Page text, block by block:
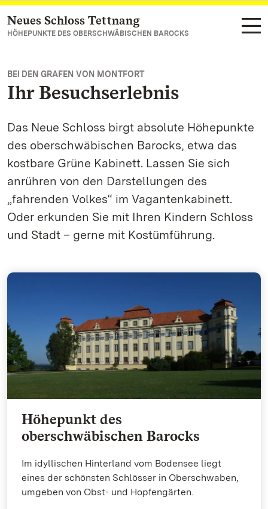
Zum Hauptinhalt springen
Neues Schloss Tettnang
HÖHEPUNKTE DES OBERSCHWÄBISCHEN BAROCKS
BEI DEN GRAFEN VON MONTFORT
Ihr Besuchserlebnis
Das Neue Schloss birgt absolute Höhepunkte
des oberschwäbischen Barocks, etwa das
kostbare Grüne Kabinett. Lassen Sie sich
anrühren von den Darstellungen des
„fahrenden Volkes“ im Vagantenkabinett.
Oder erkunden Sie mit Ihren Kindern Schloss
und Stadt – gerne mit Kostümführung.
Höhepunkt des
oberschwäbischen Barocks
Im idyllischen Hinterland vom Bodensee liegt
eines der schönsten Schlösser in Oberschwaben,
umgeben von Obst- und Hopfengärten.